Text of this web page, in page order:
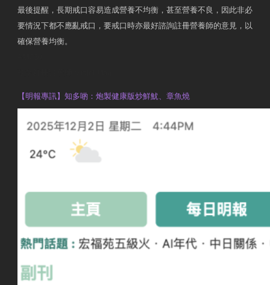
最後提醒，長期戒口容易造成營養不均衡，甚至營養不良，因此非必
要情況下都不應亂戒口，要戒口時亦最好諮詢註冊營養師的意見，以
確保營養均衡。
【明報專訊】知多啲：炮製健康版炒鮮魷、章魚燒